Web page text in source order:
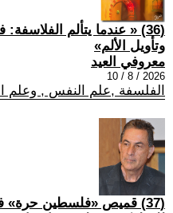
(36) « عندما يتألم
وتأويل الألم»
معروفي العيد
2026 / 8 / 10
الفلسفة ,علم النفس , وعلم
(37) قميص «فلسطين